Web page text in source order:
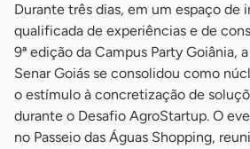
Durante três dias, em um espaço de
qualificada de experiências e de
9ª edição da Campus Party Goiânia,
Senar Goiás se consolidou como
o estímulo à concretização de
durante o Desafio AgroStartup. O
no Passeio das Águas Shopping,